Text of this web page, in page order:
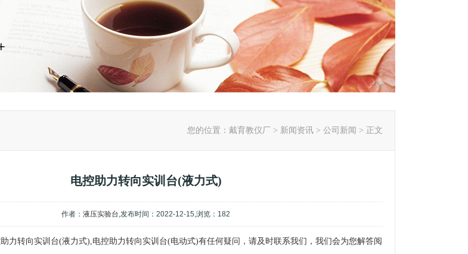
您的位置： 戴育教仪厂 > 新闻资讯 > 公司新闻 > 正文
电控助力转向实训台(液力式)
作者： 液压实验台,发布时间：2022-12-15,浏览： 182
力转向实训台(液力式),电控助力转向实训台(电动式)有任何疑问，请及时联系我们，我们会为您解答阅